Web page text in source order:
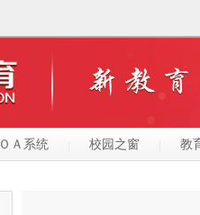
ＯＡ系统 校园之窗 教